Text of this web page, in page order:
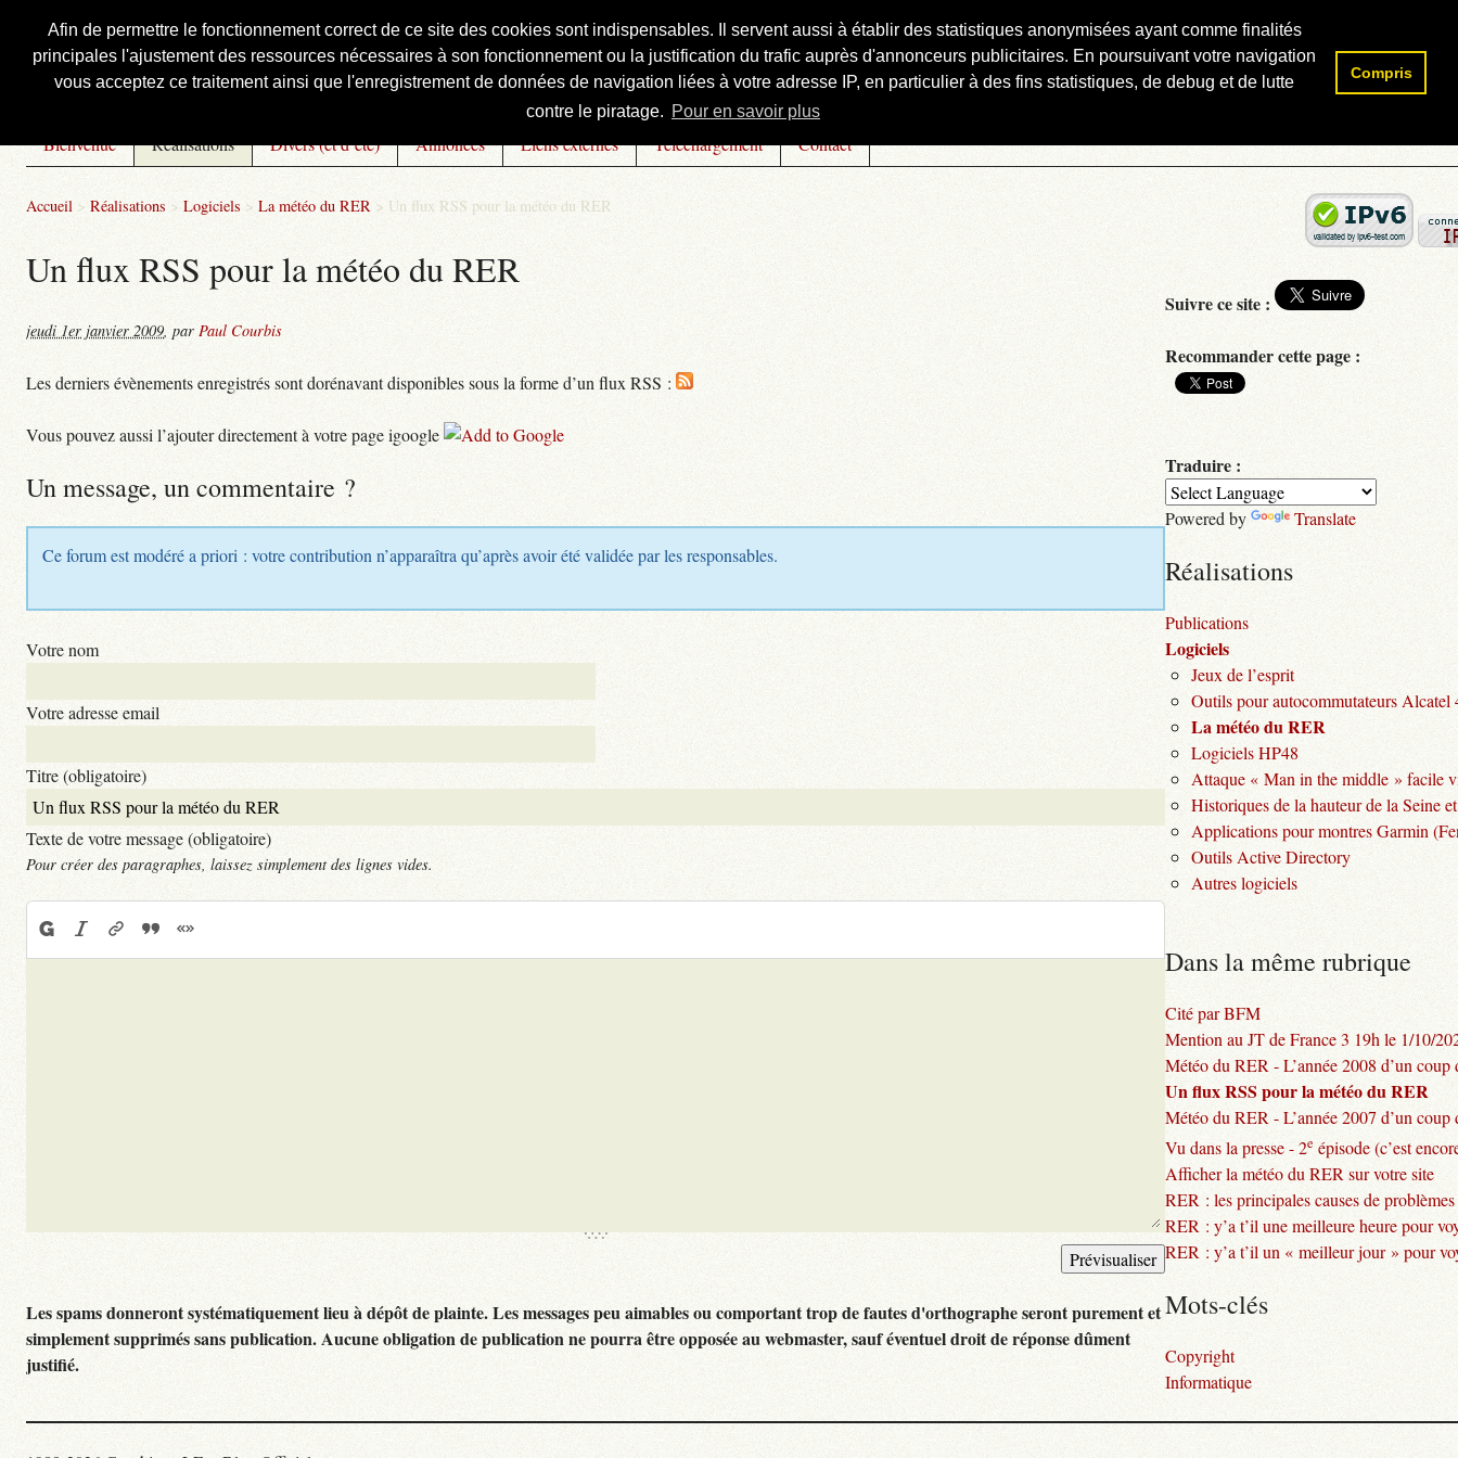
Afin de permettre le fonctionnement correct de ce site des cookies sont indispensables. Il servent aussi à établir des statistiques anonymisées ayant comme finalités
principales l'ajustement des ressources nécessaires à son fonctionnement ou la justification du trafic auprès d'annonceurs publicitaires. En poursuivant votre navigation
vous acceptez ce traitement ainsi que l'enregistrement de données de navigation liées à votre adresse IP, en particulier à des fins statistiques, de debug et de lutte
contre le piratage. Pour en savoir plus
Compris
Courbis, « LE » Blog Officiel
Bienvenue Réalisations Divers (et d’été) Annonces Liens externes Téléchargement Contact
Accueil > Réalisations > Logiciels > La météo du RER > Un flux RSS pour la météo du RER
Un flux RSS pour la météo du RER
jeudi 1er janvier 2009, par Paul Courbis
Les derniers évènements enregistrés sont dorénavant disponibles sous la forme d’un flux RSS :
Vous pouvez aussi l’ajouter directement à votre page igoogle
Un message, un commentaire ?
Ce forum est modéré a priori : votre contribution n’apparaîtra qu’après avoir été validée par les responsables.
Votre nom
Votre adresse email
Titre (obligatoire)
Texte de votre message (obligatoire)
Pour créer des paragraphes, laissez simplement des lignes vides.
Les spams donneront systématiquement lieu à dépôt de plainte. Les messages peu aimables ou comportant trop de fautes d'orthographe seront purement et
simplement supprimés sans publication. Aucune obligation de publication ne pourra être opposée au webmaster, sauf éventuel droit de réponse dûment
justifié.
Rechercher :
Suivre ce site :
Recommander cette page :
Traduire :
Powered by Translate
Réalisations
Publications
Logiciels
Jeux de l’esprit
Outils pour autocommutateurs Alcatel
La météo du RER
Logiciels HP48
Attaque « Man in the middle » facile
Historiques de la hauteur de la Seine
Applications pour montres Garmin
Outils Active Directory
Autres logiciels
Dans la même rubrique
Cité par BFM
Mention au JT de France 3 19h le 1/10/
Météo du RER - L’année 2008 d’un coup
Un flux RSS pour la météo du RER
Météo du RER - L’année 2007 d’un coup
Vu dans la presse - 2e épisode (c’est
Afficher la météo du RER sur votre site
RER : les principales causes de problèmes
RER : y’a t’il une meilleure heure pour
RER : y’a t’il un « meilleur jour » pour
Mots-clés
Copyright
Informatique